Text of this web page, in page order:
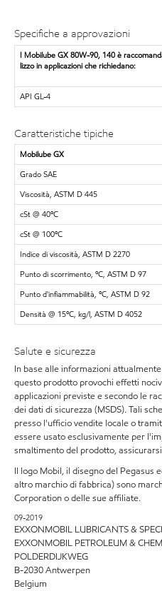
Specifiche a approvazioni
I Mobilube GX 80W-90, 140 è
lizzo in applicazioni che richiedano:
API GL-4
Caratteristiche tipiche
Mobilube GX
Grado SAE
Viscosità, ASTM D 445
cSt @ 40ºC
cSt @ 100ºC
Indice di viscosità, ASTM D 2270
Punto di scorrimento, ºC, ASTM D 97
Punto d'infiammabilità, ºC, ASTM D 92
Densità @ 15ºC, kg/l, ASTM D 4052
Salute e sicurezza
In base alle informazioni
questo prodotto provochi effetti
applicazioni previste e secondo le
dei dati di sicurezza (MSDS). Tali
presso l'ufficio vendite locale o
essere usato esclusivamente per
smaltimento del prodotto,
Il logo Mobil, il disegno del Pegasus
altro marchio di fabbrica) sono
Corporation o delle sue affiliate.
09-2019
EXXONMOBIL LUBRICANTS &
EXXONMOBIL PETROLEUM &
POLDERDIJKWEG
B-2030 Antwerpen
Belgium